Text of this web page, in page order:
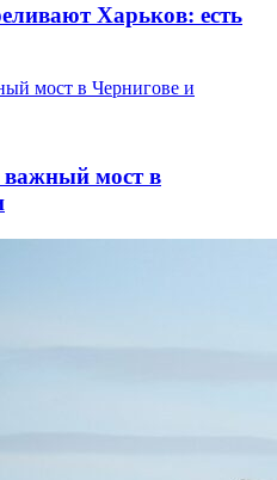
Харьков: есть
мост в